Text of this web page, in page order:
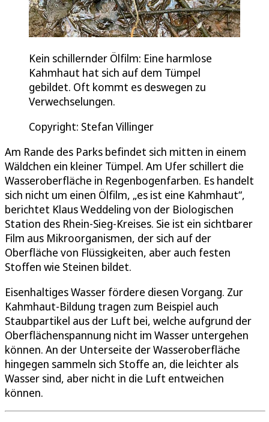
Kein schillernder Ölfilm: Eine harmlose
Kahmhaut hat sich auf dem Tümpel
gebildet. Oft kommt es deswegen zu
Verwechselungen.
Copyright: Stefan Villinger
Am Rande des Parks befindet sich mitten in einem
Wäldchen ein kleiner Tümpel. Am Ufer schillert die
Wasseroberfläche in Regenbogenfarben. Es handelt
sich nicht um einen Ölfilm, „es ist eine Kahmhaut“,
berichtet Klaus Weddeling von der Biologischen
Station des Rhein-Sieg-Kreises. Sie ist ein sichtbarer
Film aus Mikroorganismen, der sich auf der
Oberfläche von Flüssigkeiten, aber auch festen
Stoffen wie Steinen bildet.
Eisenhaltiges Wasser fördere diesen Vorgang. Zur
Kahmhaut-Bildung tragen zum Beispiel auch
Staubpartikel aus der Luft bei, welche aufgrund der
Oberflächenspannung nicht im Wasser untergehen
können. An der Unterseite der Wasseroberfläche
hingegen sammeln sich Stoffe an, die leichter als
Wasser sind, aber nicht in die Luft entweichen
können.